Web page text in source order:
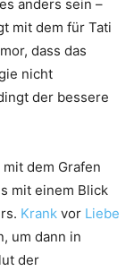
anders sein –
mit dem für Tati
dass das
nicht
der bessere
dem Grafen
mit einem Blick
Krank vor Liebe
um dann in
der